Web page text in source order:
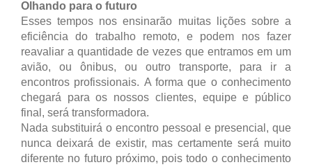
Olhando para o futuro
Esses tempos nos ensinarão muitas lições sobre a
eficiência do trabalho remoto, e podem nos fazer
reavaliar a quantidade de vezes que entramos em um
avião, ou ônibus, ou outro transporte, para ir a
encontros profissionais. A forma que o conhecimento
chegará para os nossos clientes, equipe e público
final, será transformadora.
Nada substituirá o encontro pessoal e presencial, que
nunca deixará de existir, mas certamente será muito
diferente no futuro próximo, pois todo o conhecimento